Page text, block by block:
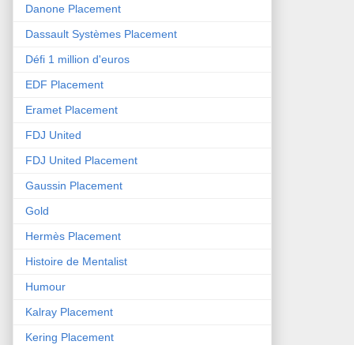
Danone Placement
Dassault Systèmes Placement
Défi 1 million d'euros
EDF Placement
Eramet Placement
FDJ United
FDJ United Placement
Gaussin Placement
Gold
Hermès Placement
Histoire de Mentalist
Humour
Kalray Placement
Kering Placement